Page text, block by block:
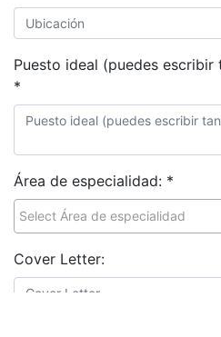
Puesto ideal (puedes
*
Área de especialidad: *
Cover Letter: